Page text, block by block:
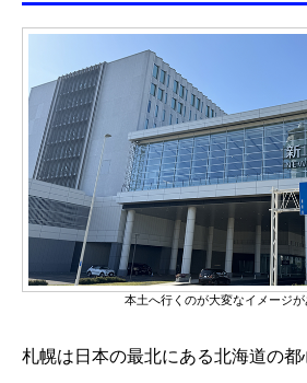
本土へ行くのが大変なイメージ
札幌は日本の最北にある北海道の都